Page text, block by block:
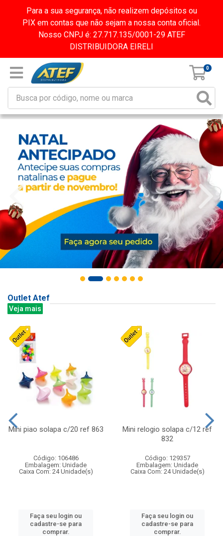
Para a sua segurança, não realizem depósitos ou
PIX em contas que não sejam a nossa conta oficial.
Nosso CNPJ é: 27.717.135/0001-29 ATEF
DISTRIBUIDORA EIRELI
0
Outlet Atef
Veja mais
Mini piao solapa c/20 ref 863
Código: 106486
Embalagem: Unidade
Caixa Com: 24 Unidade(s)
Faça seu login ou
cadastre-se para
comprar.
Mini relogio solapa c/12 ref
832
Código: 129357
Embalagem: Unidade
Caixa Com: 24 Unidade(s)
Faça seu login ou
cadastre-se para
comprar.